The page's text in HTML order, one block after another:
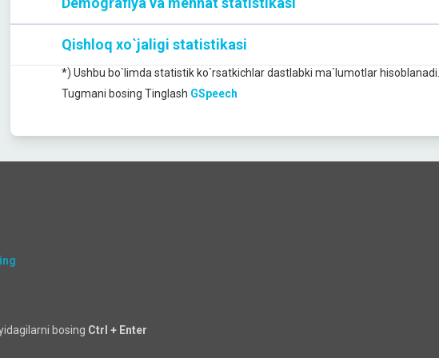
Qishloq xo`jaligi statistikasi
*) Ushbu bo`limda statistik ko`rsatkichlar dastlabki ma`lumotlar hisoblanadi.
Tugmani bosing Tinglash GSpeech
bosing Ctrl + Enter